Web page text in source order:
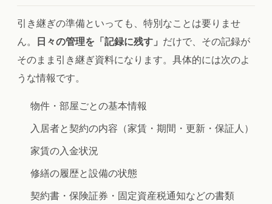
引き継ぎの準備といっても、特別なことは要りませ
ん。
日々の管理を「記録に残す」 だけで、その記録が
そのまま引き継ぎ資料になります。具体的には次のよ
うな情報です。
物件・部屋ごとの基本情報
入居者と契約の内容（家賃・期間・更新・保証人）
家賃の入金状況
修繕の履歴と設備の状態
契約書・保険証券・固定資産税通知などの書類